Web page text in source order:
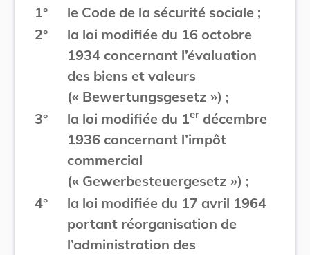
1°
le Code de la sécurité sociale ;
2°
la loi modifiée du 16 octobre
1934 concernant l’évaluation
des biens et valeurs
(« Bewertungsgesetz ») ;
3°
la loi modifiée du 1er décembre
1936 concernant l’impôt
commercial
(« Gewerbesteuergesetz ») ;
4°
la loi modifiée du 17 avril 1964
portant réorganisation de
l’administration des